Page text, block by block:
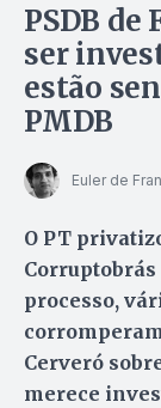
PSDB de
ser
estão
PMDB
Euler de
O PT
processo,
Cerveró
merece